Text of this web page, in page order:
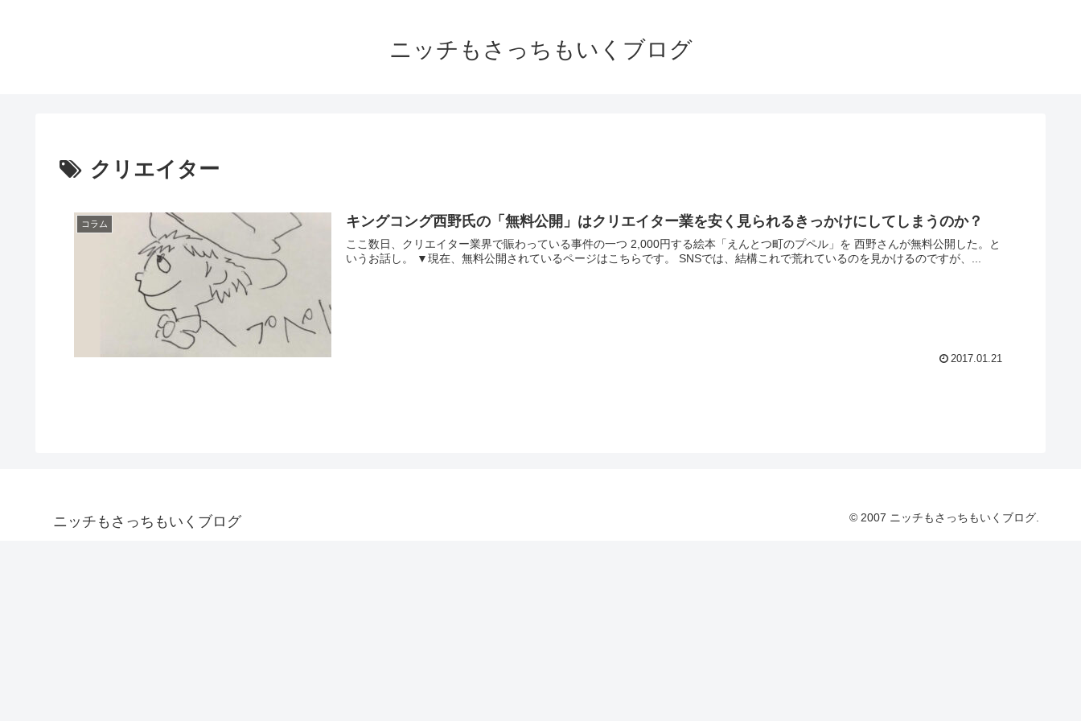
ニッチもさっちもいくブログ
クリエイター
コラム キングコング西野氏の「無料公開」はクリエイター業を安く見られるきっかけにしてしまうのか？
ここ数日、クリエイター業界で賑わっている事件の一つ 2,000円する絵本「えんとつ町のプペル」を 西野さんが無料公開した。と
いうお話し。 ▼現在、無料公開されているページはこちらです。 SNSでは、結構これで荒れているのを見かけるのですが、...
2017.01.21
ニッチもさっちもいくブログ © 2007 ニッチもさっちもいくブログ.